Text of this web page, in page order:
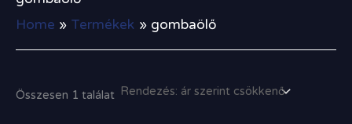
Home
Termékek gombaölő
Összesen 1 találat